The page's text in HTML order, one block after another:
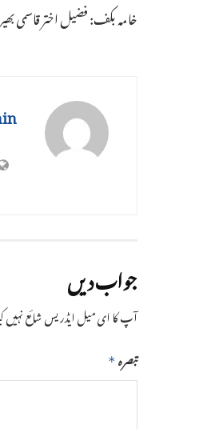
خامہ بکف: فضیل اختر قاسمی بھیروی
جواب دیں
آپ کا ای میل ایڈریس شائع نہیں
تبصرہ *